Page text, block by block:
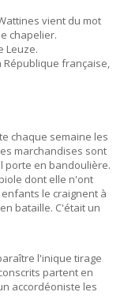
vient du mot
chapelier.
Leuze.
République française,
chaque semaine les
marchandises sont
porte en bandoulière.
dont elle n'ont
le craignent à
bataille. C'était un
l'inique tirage
partent en
accordéoniste les